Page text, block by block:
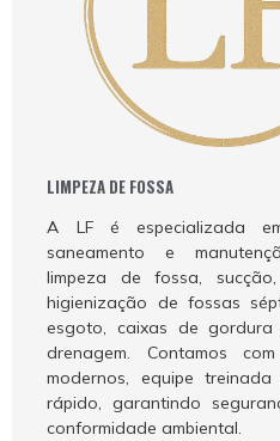
LIMPEZA DE FOSSA
A LF é especializada
saneamento e
limpeza de fossa, sucção,
higienização de fossas
esgoto, caixas de
drenagem. Contamos
modernos, equipe
rápido, garantindo
conformidade ambiental.